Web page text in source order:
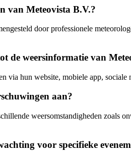
van Meteovista B.V.?
door professionele
de weersinformatie van
via hun website, mobiele app,
aan?
weersomstandigheden zoals
voor specifieke